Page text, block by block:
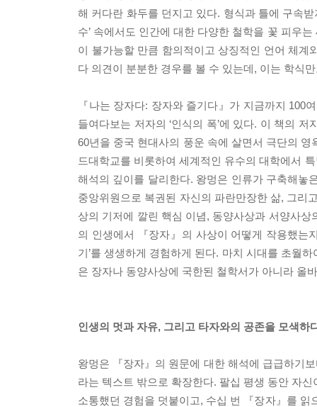
해 커다란 화두를 던지고 있다. 형식과 틀에 구속
수’ 속에서도 인간에 대한 다양한 철학을 꽃 피우
이 불가능할 만큼 함의적이고 상징적인 언어 체
다 의견이 분분한 경우를 볼 수 있는데, 이는 학식
『나는 장자다: 장자와 즐기다』가 지금까지
들여다보는 저자의 ‘인식의 폭’에 있다. 이 책의
60년을 중국 현대사의 풍운 속에 살면서 극단의
드대학교를 비롯하여 세계적인 유수의 대학에서
해석의 깊이를 달리한다. 왕멍은 인류가 구축해놓
중앙위원으로 복권된 자신의 파란만장한 삶, 그리
상의 기저에 깔린 핵심 이념, 동양사상과 서양사
의 인생에서 『장자』의 사상이 어떻게 작용했는
기’를 생생하게 경험하게 된다. 마치 시대를 초월
은 장자나 동양사상에 국한된 철학서가 아니라 올
인생의 멋과 자유, 그리고 타자와의 공존을 모색하
왕멍은 『장자』의 원문에 대한 해석에 급급하기
라는 텍스트 밖으로 확장한다. 팔십 평생 동안 자
소통했던 경험을 덧붙이고, 수십 번 『장자』를